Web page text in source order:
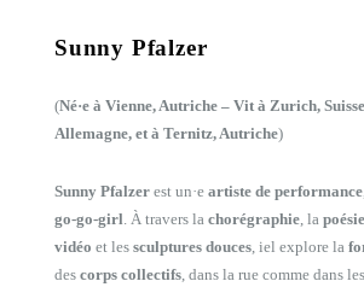
Sunny Pfalzer
(Né·e à Vienne, Autriche – Vit à Zurich,
Allemagne, et à Ternitz, Autriche)
Sunny Pfalzer est un·e artiste de performance
go-go-girl . À travers la chorégraphie , la poésie
vidéo et les sculptures douces , iel explore la
des corps collectifs , dans la rue comme dans